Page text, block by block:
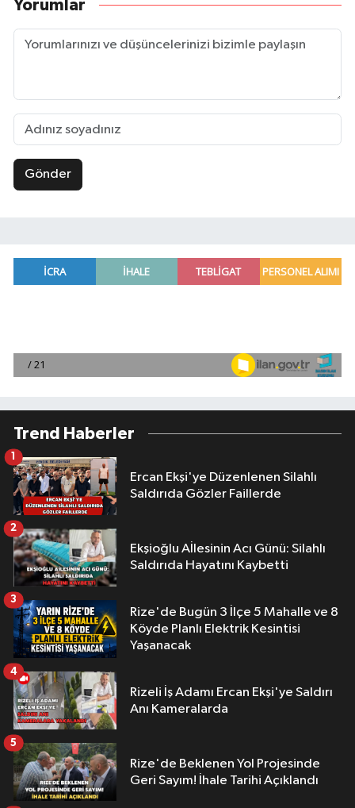
Yorumlar
Gönder
Trend Haberler
Ercan Ekşi'ye Düzenlenen Silahlı
Saldırıda Gözler Faillerde
1
Ekşioğlu Aİlesinin Acı Günü: Silahlı
Saldırıda Hayatını Kaybetti
2
Rize'de Bugün 3 İlçe 5 Mahalle ve 8
Köyde Planlı Elektrik Kesintisi
Yaşanacak
3
Rizeli İş Adamı Ercan Ekşi'ye Saldırı
Anı Kameralarda
4
Rize'de Beklenen Yol Projesinde
Geri Sayım! İhale Tarihi Açıklandı
5